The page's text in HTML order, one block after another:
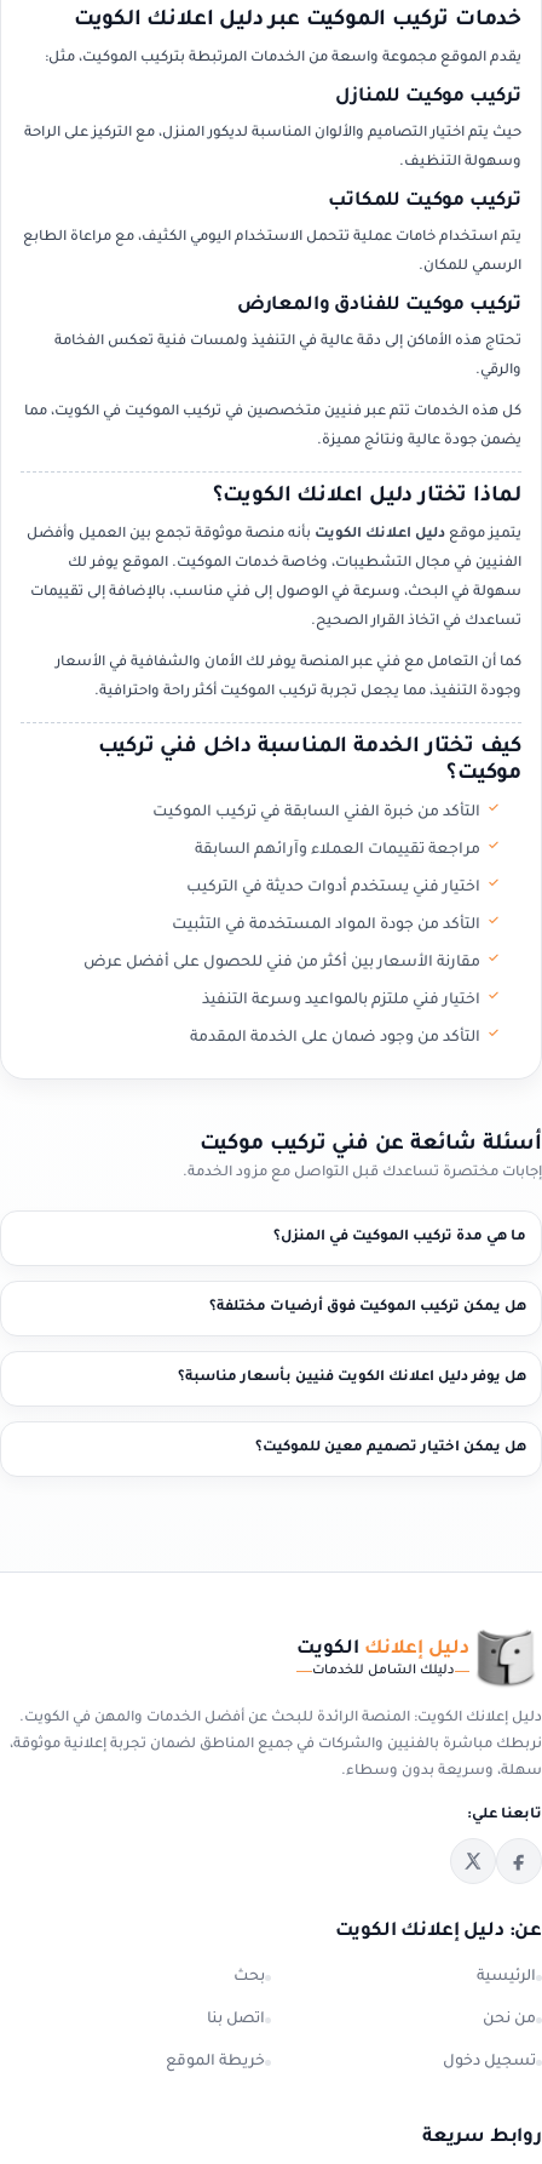
خدمات تركيب الموكيت عبر دليل اعلانك الكويت
يقدم الموقع مجموعة واسعة من الخدمات المرتبطة بتركيب الموكيت، مثل:
تركيب موكيت للمنازل
حيث يتم اختيار التصاميم والألوان المناسبة لديكور المنزل، مع التركيز على الراحة
وسهولة التنظيف.
تركيب موكيت للمكاتب
يتم استخدام خامات عملية تتحمل الاستخدام اليومي الكثيف، مع مراعاة الطابع
الرسمي للمكان.
تركيب موكيت للفنادق والمعارض
تحتاج هذه الأماكن إلى دقة عالية في التنفيذ ولمسات فنية تعكس الفخامة
والرقي.
كل هذه الخدمات تتم عبر فنيين متخصصين في تركيب الموكيت في الكويت، مما
يضمن جودة عالية ونتائج مميزة.
لماذا تختار دليل اعلانك الكويت؟
يتميز موقع دليل اعلانك الكويت بأنه منصة موثوقة تجمع بين العميل وأفضل
الفنيين في مجال التشطيبات، وخاصة خدمات الموكيت. الموقع يوفر لك
سهولة في البحث، وسرعة في الوصول إلى فني مناسب، بالإضافة إلى تقييمات
تساعدك في اتخاذ القرار الصحيح.
كما أن التعامل مع فني عبر المنصة يوفر لك الأمان والشفافية في الأسعار
وجودة التنفيذ، مما يجعل تجربة تركيب الموكيت أكثر راحة واحترافية.
كيف تختار الخدمة المناسبة داخل فني تركيب
موكيت؟
التأكد من خبرة الفني السابقة في تركيب الموكيت
مراجعة تقييمات العملاء وآرائهم السابقة
اختيار فني يستخدم أدوات حديثة في التركيب
التأكد من جودة المواد المستخدمة في التثبيت
مقارنة الأسعار بين أكثر من فني للحصول على أفضل عرض
اختيار فني ملتزم بالمواعيد وسرعة التنفيذ
التأكد من وجود ضمان على الخدمة المقدمة
أسئلة شائعة عن فني تركيب موكيت
إجابات مختصرة تساعدك قبل التواصل مع مزود الخدمة.
ما هي مدة تركيب الموكيت في المنزل؟
هل يمكن تركيب الموكيت فوق أرضيات مختلفة؟
هل يوفر دليل اعلانك الكويت فنيين بأسعار مناسبة؟
هل يمكن اختيار تصميم معين للموكيت؟
دليل إعلانك الكويت
دليلك الشامل للخدمات
دليل إعلانك الكويت: المنصة الرائدة للبحث عن أفضل الخدمات والمهن في الكويت.
نربطك مباشرة بالفنيين والشركات في جميع المناطق لضمان تجربة إعلانية موثوقة،
سهلة، وسريعة بدون وسطاء.
تابعنا علي:
عن: دليل إعلانك الكويت
الرئيسية بحث
من نحن اتصل بنا
تسجيل دخول خريطة الموقع
روابط سريعة